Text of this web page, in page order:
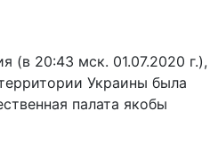
(в 20:43 мск. 01.07.2020 г.),
Украины была
палата якобы